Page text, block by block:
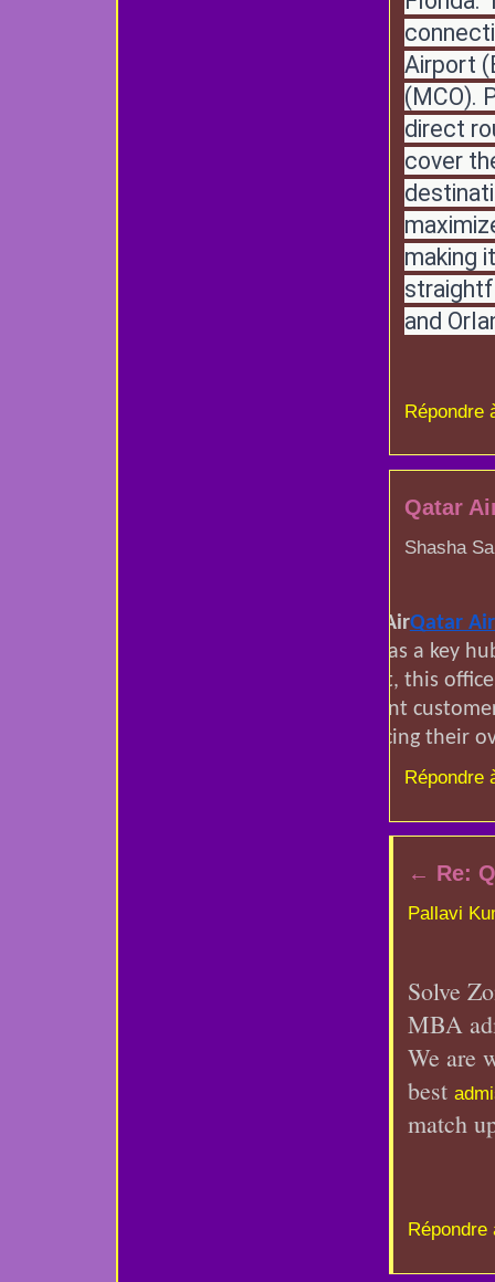
Airport
(MCO).
direct
cover
making
and
Répondre
Qatar
Shasha
Qatar AirQatar
serves as a key
contact, this
excellent
enhancing their
Répondre
← Re:
Pallavi
Solve
MBA
We are
best
match
Répondre